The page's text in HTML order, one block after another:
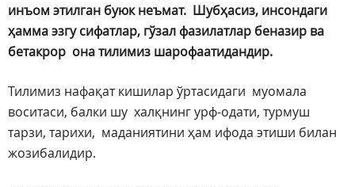
инъом этилган буюк неъмат. Шубҳасиз, инсондаги
ҳамма эзгу сифатлар, гўзал фазилатлар беназир ва
бетакрор она тилимиз шарофаатидандир.
Тилимиз нафақат кишилар ўртасидаги муомала
воситаси, балки шу халқнинг урф-одати, турмуш
тарзи, тарихи, маданиятини ҳам ифода этиши билан
жозибалидир.